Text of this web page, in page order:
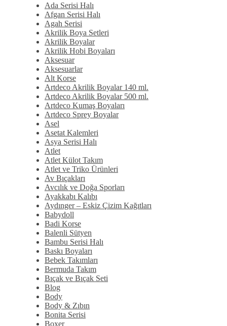
Ada Serisi Halı
Afgan Serisi Halı
Agah Serisi
Akrilik Boya Setleri
Akrilik Boyalar
Akrilik Hobi Boyaları
Aksesuar
Aksesuarlar
Alt Korse
Artdeco Akrilik Boyalar 140 ml.
Artdeco Akrilik Boyalar 500 ml.
Artdeco Kumaş Boyaları
Artdeco Sprey Boyalar
Asel
Asetat Kalemleri
Asya Serisi Halı
Atlet
Atlet Külot Takım
Atlet ve Triko Ürünleri
Av Bıçakları
Avcılık ve Doğa Sporları
Ayakkabı Kalıbı
Aydınger – Eskiz Çizim Kağıtları
Babydoll
Badi Korse
Balenli Sütyen
Bambu Serisi Halı
Baskı Boyaları
Bebek Takımları
Bermuda Takım
Bıçak ve Bıçak Seti
Blog
Body
Body & Zıbın
Bonita Serisi
Boxer